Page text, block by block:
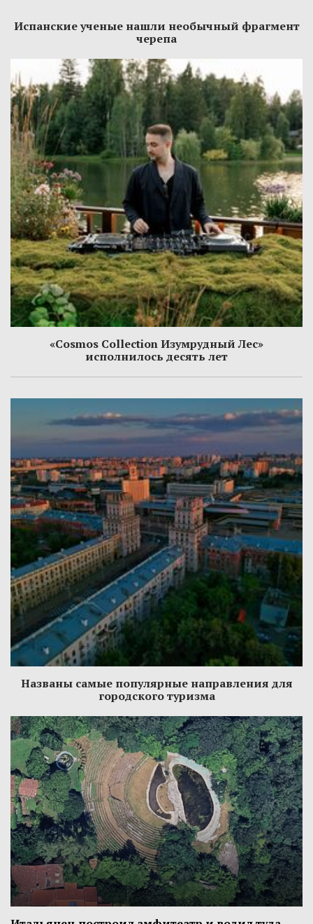
Испанские ученые нашли необычный фрагмент
черепа
«Cosmos Collection Изумрудный Лес»
исполнилось десять лет
Названы самые популярные направления для
городского туризма